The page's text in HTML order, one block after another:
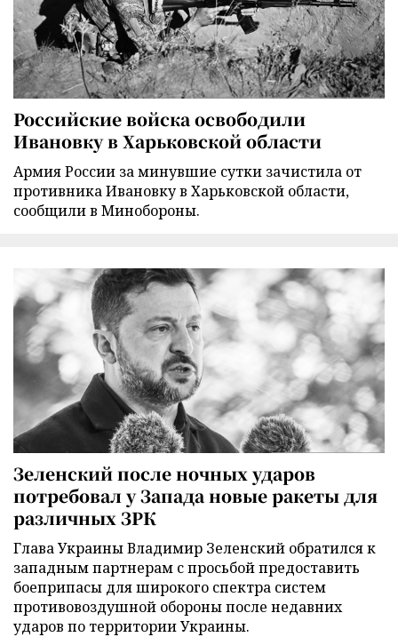
Российские войска освободили
Ивановку в Харьковской области
Армия России за минувшие сутки зачистила от
противника Ивановку в Харьковской области,
сообщили в Минобороны.
Зеленский после ночных ударов
потребовал у Запада новые ракеты для
различных ЗРК
Глава Украины Владимир Зеленский обратился к
западным партнерам с просьбой предоставить
боеприпасы для широкого спектра систем
противовоздушной обороны после недавних
ударов по территории Украины.